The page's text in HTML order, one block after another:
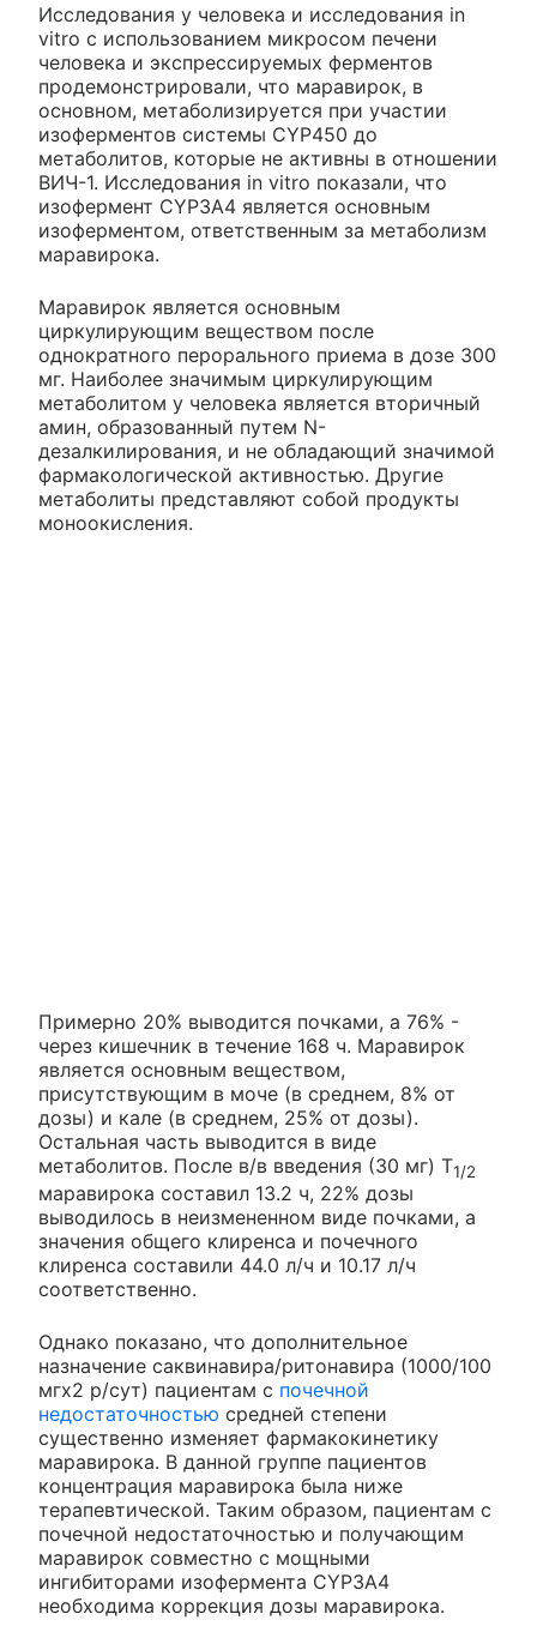
Исследования у человека и исследования in
vitro с использованием микросом печени
человека и экспрессируемых ферментов
продемонстрировали, что маравирок, в
основном, метаболизируется при участии
изоферментов системы CYP450 до
метаболитов, которые не активны в отношении
ВИЧ-1. Исследования in vitro показали, что
изофермент CYP3A4 является основным
изоферментом, ответственным за метаболизм
маравирока.
Маравирок является основным
циркулирующим веществом после
однократного перорального приема в дозе 300
мг. Наиболее значимым циркулирующим
метаболитом у человека является вторичный
амин, образованный путем N-
дезалкилирования, и не обладающий значимой
фармакологической активностью. Другие
метаболиты представляют собой продукты
моноокисления.
Примерно 20% выводится почками, а 76% -
через кишечник в течение 168 ч. Маравирок
является основным веществом,
присутствующим в моче (в среднем, 8% от
дозы) и кале (в среднем, 25% от дозы).
Остальная часть выводится в виде
метаболитов. После в/в введения (30 мг) T1/2
маравирока составил 13.2 ч, 22% дозы
выводилось в неизмененном виде почками, а
значения общего клиренса и почечного
клиренса составили 44.0 л/ч и 10.17 л/ч
соответственно.
Однако показано, что дополнительное
назначение саквинавира/ритонавира (1000/100
мгх2 р/сут) пациентам с почечной
недостаточностью средней степени
существенно изменяет фармакокинетику
маравирока. В данной группе пациентов
концентрация маравирока была ниже
терапевтической. Таким образом, пациентам с
почечной недостаточностью и получающим
маравирок совместно с мощными
ингибиторами изофермента CYP3A4
необходима коррекция дозы маравирока.